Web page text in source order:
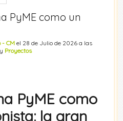
PyME como un
- CMel 28 de Julio de 2026 a las
Proyectos
PyME como
la gran